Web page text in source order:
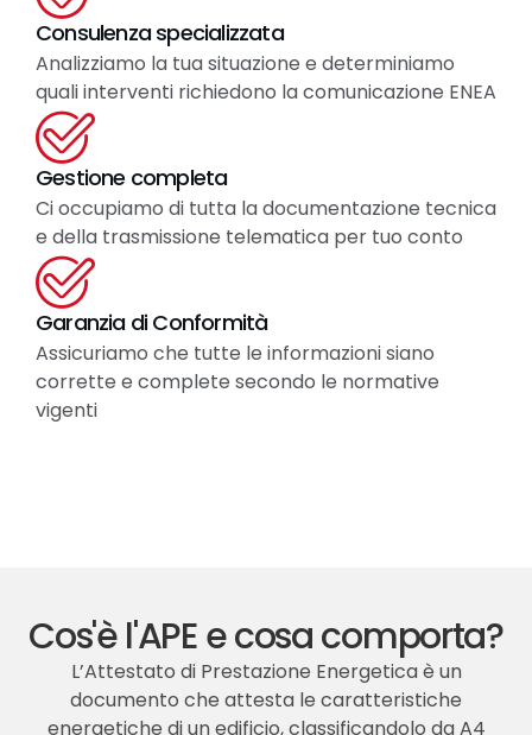
Consulenza specializzata
Analizziamo la tua situazione e determiniamo
quali interventi richiedono la comunicazione ENEA
Gestione completa
Ci occupiamo di tutta la documentazione tecnica
e della trasmissione telematica per tuo conto
Garanzia di Conformità
Assicuriamo che tutte le informazioni siano
corrette e complete secondo le normative
vigenti
Cos'è l'APE e cosa comporta?
L’Attestato di Prestazione Energetica è un
documento che attesta le caratteristiche
energetiche di un edificio, classificandolo da A4